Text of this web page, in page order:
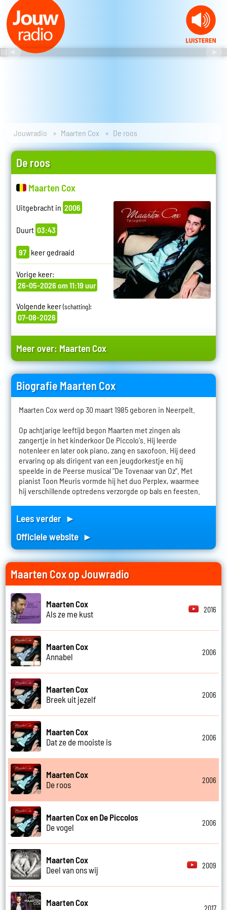
Jouwradio Maarten Cox De roos
De roos
Maarten Cox
Uitgebracht in 2006
Duurt 03:43
97 keer gedraaid
Vorige keer:
26-05-2026 om 11:19 uur
Volgende keer(schatting):
07-08-2026
Meer over: Maarten Cox
Biografie Maarten Cox
Maarten Cox werd op 30 maart 1985 geboren in Neerpelt.
Op achtjarige leeftijd begon Maarten met zingen als
zangertje in het kinderkoor De Piccolo's. Hij leerde
notenleer en later ook piano, zang en saxofoon. Hij deed
ervaring op als dirigent van een jeugdorkestje en hij
speelde in de Peerse musical "De Tovenaar van Oz". Met
pianist Toon Meuris vormde hij het duo Perplex, waarmee
hij verschillende optredens verzorgde op bals en feesten.
Lees verder ►
Officiele website ►
Maarten Cox op Jouwradio
Maarten Cox
Als ze me kust
2016
Maarten Cox
Annabel
2006
Maarten Cox
Breek uit jezelf
2006
Maarten Cox
Dat ze de mooiste is
2006
Maarten Cox
De roos
2006
Maarten Cox en De Piccolos
De vogel
2006
Maarten Cox
Deel van ons wij
2009
Maarten Cox